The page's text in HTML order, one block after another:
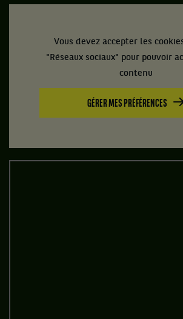
Vous devez accepter les
"Réseaux sociaux" pour pouvoir
contenu
GÉRER MES PRÉFÉRENCES